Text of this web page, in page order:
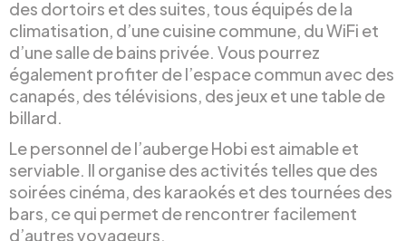
des dortoirs et des suites, tous équipés de la
climatisation, d’une cuisine commune, du WiFi et
d’une salle de bains privée. Vous pourrez
également profiter de l’espace commun avec des
canapés, des télévisions, des jeux et une table de
billard.
Le personnel de l’auberge Hobi est aimable et
serviable. Il organise des activités telles que des
soirées cinéma, des karaokés et des tournées des
bars, ce qui permet de rencontrer facilement
d’autres voyageurs.